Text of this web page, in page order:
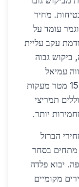
מחיר
עומד על
8% משנה קודמת עקב עליית
ביקוש גבוה
עמיאל
והתרחבות תעשייתית, עם כ-15,000 מטר מעקות
תמריצי
יותר.
הברזל
ב-12% ב-2026 עקב מתחים בסחר
יבוא פלדה
מחירים מקומיים